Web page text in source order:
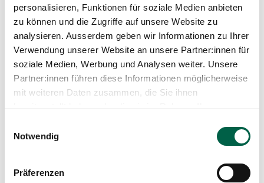
personalisieren, Funktionen für soziale Medien anbieten
zu können und die Zugriffe auf unsere Website zu
analysieren. Ausserdem geben wir Informationen zu Ihrer
Verwendung unserer Website an unsere Partner:innen für
soziale Medien, Werbung und Analysen weiter. Unsere
Partner:innen führen diese Informationen möglicherweise
mit weiteren Daten zusammen, die Sie ihnen
bereitgestellt haben oder die sie im Rahmen Ihrer
Notwendig
Präferenzen